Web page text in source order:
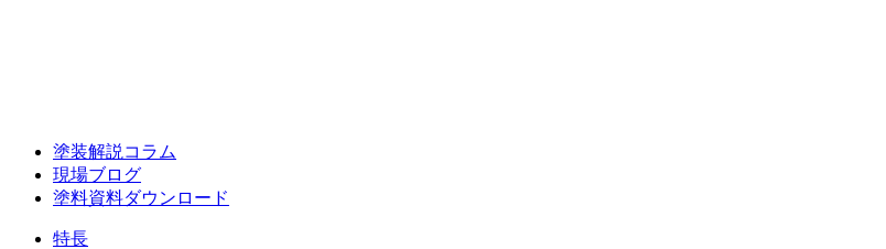
塗装解説コラム
現場ブログ
塗料資料ダウンロード
特長